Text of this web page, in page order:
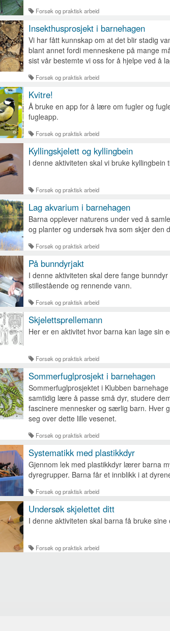
Forsøk og praktisk arbeid
Insekthusprosjekt i barnehagen
Vi har fått kunnskap om at det blir stadig
blant annet fordi menneskene på mange
sist vår bestemte vi oss for å hjelpe ved å
Forsøk og praktisk arbeid
Kvitre!
Å bruke en app for å lære om fugler og
fugleapp.
Forsøk og praktisk arbeid
Kyllingskjelett og kyllingbein
I denne aktiviteten skal vi bruke kyllingbein
Forsøk og praktisk arbeid
Lag akvarium i barnehagen
Barna opplever naturens under ved å
og planter og undersøk hva som skjer den
Forsøk og praktisk arbeid
På bunndyrjakt
I denne aktiviteten skal dere fange
stillestående og rennende vann.
Forsøk og praktisk arbeid
Skjelettsprellemann
Her er en aktivitet hvor barna kan lage sin
Forsøk og praktisk arbeid
Sommerfuglprosjekt i barnehagen
Sommerfuglprosjektet i Klubben
samtidig lære å passe små dyr, studere
fascinere mennesker og særlig barn. Hver
seg over dette lille vesenet.
Forsøk og praktisk arbeid
Systematikk med plastikkdyr
Gjennom lek med plastikkdyr lærer barna
dyregrupper. Barna får et innblikk i at
Forsøk og praktisk arbeid
Undersøk skjelettet ditt
I denne aktiviteten skal barna få bruke
Forsøk og praktisk arbeid